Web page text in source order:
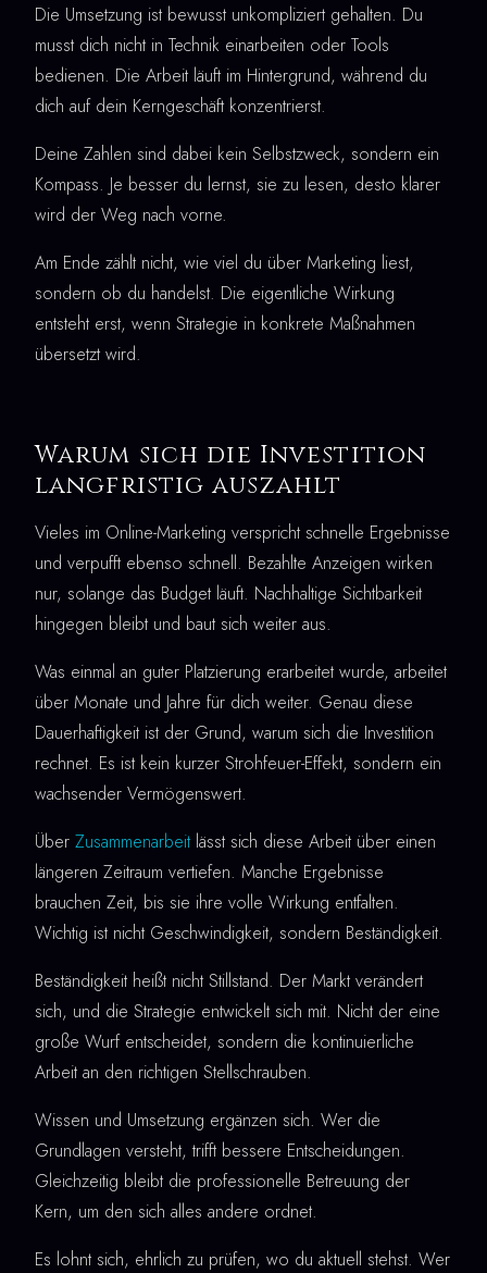
Die Umsetzung ist bewusst unkompliziert gehalten. Du
musst dich nicht in Technik einarbeiten oder Tools
bedienen. Die Arbeit läuft im Hintergrund, während du
dich auf dein Kerngeschäft konzentrierst.
Deine Zahlen sind dabei kein Selbstzweck, sondern ein
Kompass. Je besser du lernst, sie zu lesen, desto klarer
wird der Weg nach vorne.
Am Ende zählt nicht, wie viel du über Marketing liest,
sondern ob du handelst. Die eigentliche Wirkung
entsteht erst, wenn Strategie in konkrete Maßnahmen
übersetzt wird.
Warum sich die Investition
langfristig auszahlt
Vieles im Online-Marketing verspricht schnelle Ergebnisse
und verpufft ebenso schnell. Bezahlte Anzeigen wirken
nur, solange das Budget läuft. Nachhaltige Sichtbarkeit
hingegen bleibt und baut sich weiter aus.
Was einmal an guter Platzierung erarbeitet wurde, arbeitet
über Monate und Jahre für dich weiter. Genau diese
Dauerhaftigkeit ist der Grund, warum sich die Investition
rechnet. Es ist kein kurzer Strohfeuer-Effekt, sondern ein
wachsender Vermögenswert.
Über Zusammenarbeit lässt sich diese Arbeit über einen
längeren Zeitraum vertiefen. Manche Ergebnisse
brauchen Zeit, bis sie ihre volle Wirkung entfalten.
Wichtig ist nicht Geschwindigkeit, sondern Beständigkeit.
Beständigkeit heißt nicht Stillstand. Der Markt verändert
sich, und die Strategie entwickelt sich mit. Nicht der eine
große Wurf entscheidet, sondern die kontinuierliche
Arbeit an den richtigen Stellschrauben.
Wissen und Umsetzung ergänzen sich. Wer die
Grundlagen versteht, trifft bessere Entscheidungen.
Gleichzeitig bleibt die professionelle Betreuung der
Kern, um den sich alles andere ordnet.
Es lohnt sich, ehrlich zu prüfen, wo du aktuell stehst. Wer